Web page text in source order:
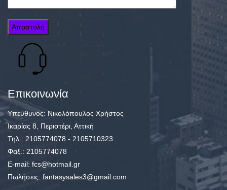
Επικοινωνία
Υπεύθυνος: Νικολόπουλος Χρήστος
Ικαρίας 8, Περιστέρι, Αττική
Τηλ.: 2105774078 - 2105710323
Φαξ.: 2105774078
E-mail: fcs@hotmail.gr
Πωλήσεις: fantasysales3@gmail.com